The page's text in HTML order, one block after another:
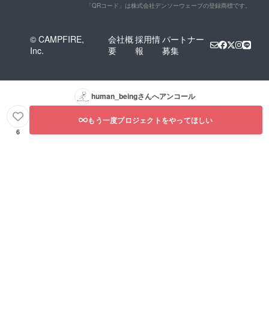
「QRコード」は株式会社デンソーウェーブの登録商標です。
© CAMPFIRE,
Inc.
会社概
要
採用情
報
パートナー
募集
human_beingさんへアンコール
6
もう一度プロジェクトをやってほしい